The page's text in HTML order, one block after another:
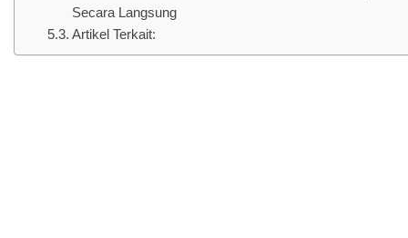
Secara Langsung
Artikel Terkait: